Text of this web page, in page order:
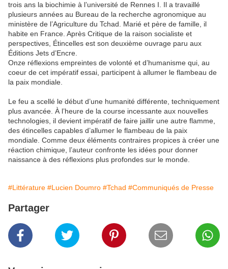
trois ans la biochimie à l’université de Rennes I. Il a travaillé
plusieurs années au Bureau de la recherche agronomique au
ministère de l’Agriculture du Tchad. Marié et père de famille, il
habite en France. Après Critique de la raison socialiste et
perspectives, Étincelles est son deuxième ouvrage paru aux
Éditions Jets d’Encre.
Onze réflexions empreintes de volonté et d’humanisme qui, au
coeur de cet impératif essai, participent à allumer le flambeau de
la paix mondiale.
Le feu a scellé le début d’une humanité différente, techniquement
plus avancée. À l’heure de la course incessante aux nouvelles
technologies, il devient impératif de faire jaillir une autre flamme,
des étincelles capables d’allumer le flambeau de la paix
mondiale. Comme deux éléments contraires propices à créer une
réaction chimique, l’auteur confronte les idées pour donner
naissance à des réflexions plus profondes sur le monde.
#Littérature #Lucien Doumro #Tchad #Communiqués de Presse
Partager